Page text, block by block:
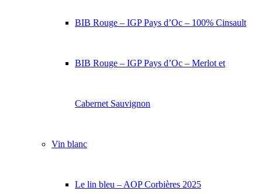
BIB Rouge – IGP Pays d’Oc – 100% Cinsault
BIB Rouge – IGP Pays d’Oc – Merlot et
Cabernet Sauvignon
Vin blanc
Le lin bleu – AOP Corbières 2025